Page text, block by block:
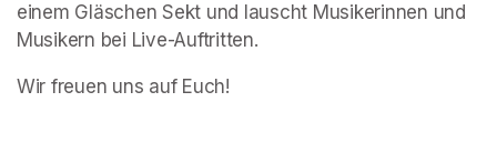
einem Gläschen Sekt und lauscht Musikerinnen und
Musikern bei Live-Auftritten.
Wir freuen uns auf Euch!